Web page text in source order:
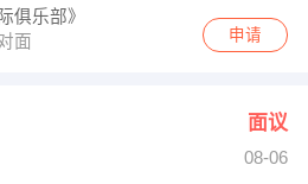
俱乐部》
面
申请
面议
08-06